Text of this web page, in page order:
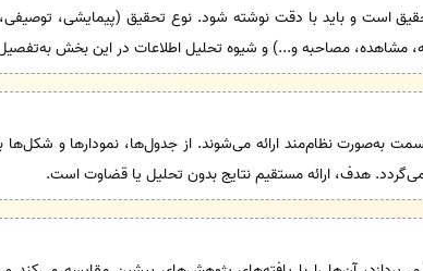
است و باید با دقت نوشته شود. نوع تحقیق (پیمایشی،
مشاهده، مصاحبه و...) و شیوه تحلیل اطلاعات در این بخش
به‌صورت نظام‌مند ارائه می‌شوند. از جدول‌ها، نمودارها و شکل‌ها
هدف، ارائه مستقیم نتایج بدون تحلیل یا قضاوت است.